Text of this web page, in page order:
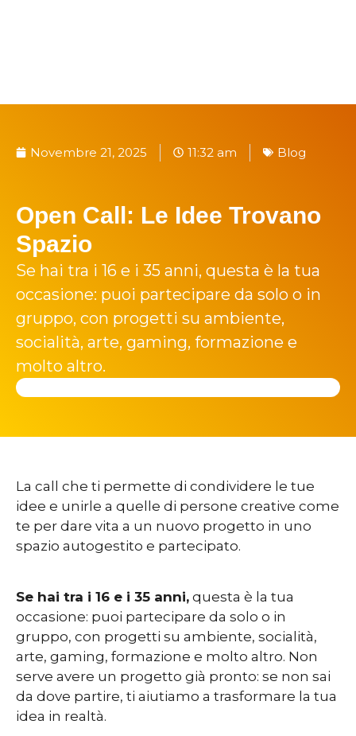
Novembre 21, 2025 11:32 am Blog
Open Call: Le Idee Trovano
Spazio
Se hai tra i 16 e i 35 anni, questa è la tua
occasione: puoi partecipare da solo o in
gruppo, con progetti su ambiente,
socialità, arte, gaming, formazione e
molto altro.
La call che ti permette di condividere le tue
idee e unirle a quelle di persone creative come
te per dare vita a un nuovo progetto in uno
spazio autogestito e partecipato.
Se hai tra i 16 e i 35 anni, questa è la tua
occasione: puoi partecipare da solo o in
gruppo, con progetti su ambiente, socialità,
arte, gaming, formazione e molto altro. Non
serve avere un progetto già pronto: se non sai
da dove partire, ti aiutiamo a trasformare la tua
idea in realtà.